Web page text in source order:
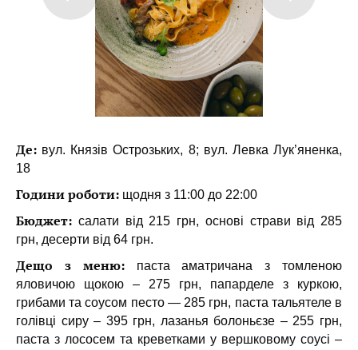
Де: вул. Князів Острозьких, 8; вул. Левка Лук’яненка,
18
Години роботи: щодня з 11:00 до 22:00
Бюджет: салати від 215 грн, основі страви від 285
грн, десерти від 64 грн.
Дещо з меню:паста аматричана з томленою
яловичою щокою – 275 грн, папарделе з куркою,
грибами та соусом песто — 285 грн, паста тальятеле в
голівці сиру – 395 грн, лазанья болоньєзе – 255 грн,
паста з лососем та креветками у вершковому соусі –